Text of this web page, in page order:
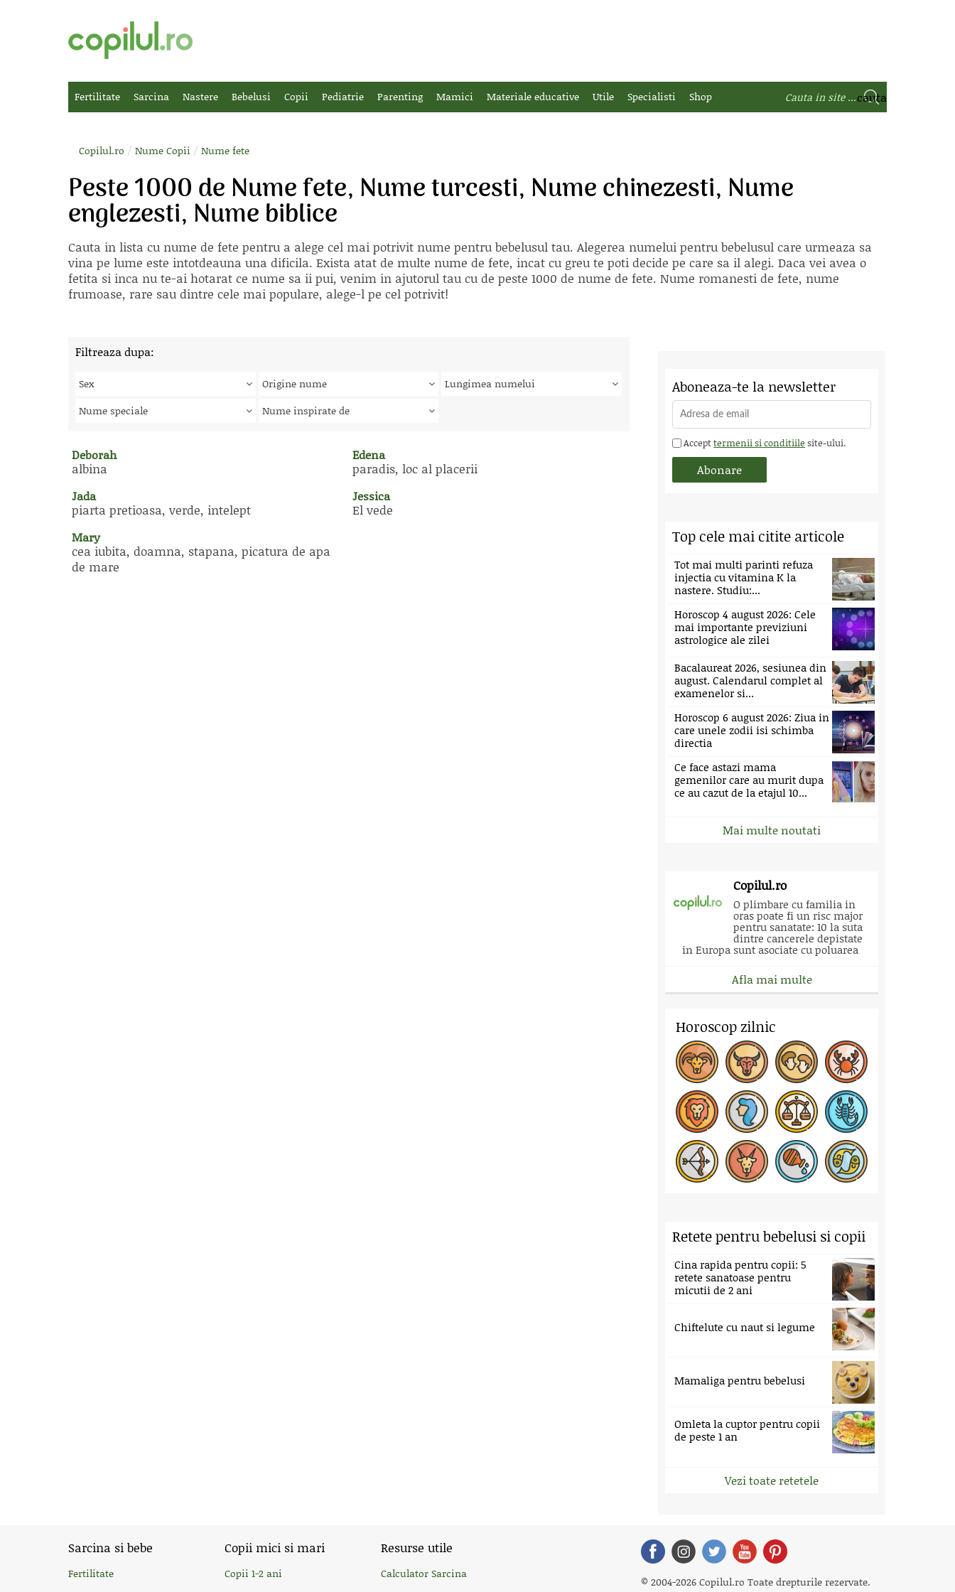
Fertilitate Sarcina Nastere Bebelusi Copii Pediatrie Parenting Mamici Materiale educative Utile Specialisti Shop
Copilul.ro / Nume Copii / Nume fete
Peste 1000 de Nume fete, Nume turcesti, Nume chinezesti, Nume
englezesti, Nume biblice
Cauta in lista cu nume de fete pentru a alege cel mai potrivit nume pentru bebelusul tau. Alegerea numelui pentru bebelusul care urmeaza sa
vina pe lume este intotdeauna una dificila. Exista atat de multe nume de fete, incat cu greu te poti decide pe care sa il alegi. Daca vei avea o
fetita si inca nu te-ai hotarat ce nume sa ii pui, venim in ajutorul tau cu de peste 1000 de nume de fete. Nume romanesti de fete, nume
frumoase, rare sau dintre cele mai populare, alege-l pe cel potrivit!
Filtreaza dupa:
Sex Origine nume
Lungimea numelui
Nume speciale
Nume inspirate de
Deborah
albina
Edena
paradis, loc al placerii
Jada
piarta pretioasa, verde, intelept
Jessica
El vede
Mary
cea iubita, doamna, stapana, picatura de apa
de mare
Aboneaza-te la newsletter
Accepttermenii si conditiile site-ului.
Top cele mai citite articole
Tot mai multi parinti refuza
injectia cu vitamina K la
nastere. Studiu:...
Horoscop 4 august 2026: Cele
mai importante previziuni
astrologice ale zilei
Bacalaureat 2026, sesiunea din
august. Calendarul complet al
examenelor si...
Horoscop 6 august 2026: Ziua in
care unele zodii isi schimba
directia
Ce face astazi mama
gemenilor care au murit dupa
ce au cazut de la etajul 10...
Mai multe noutati
Copilul.ro
O plimbare cu familia in
oras poate fi un risc major
pentru sanatate: 10 la suta
dintre cancerele depistate
in Europa sunt asociate cu poluarea
Afla mai multe
Horoscop zilnic
Retete pentru bebelusi si copii
Cina rapida pentru copii: 5
retete sanatoase pentru
micutii de 2 ani
Chiftelute cu naut si legume
Mamaliga pentru bebelusi
Omleta la cuptor pentru copii
de peste 1 an
Vezi toate retetele
Sarcina si bebe
Fertilitate
Copii mici si mari
Copii 1-2 ani
Resurse utile
Calculator Sarcina
© 2004-2026 Copilul.ro Toate drepturile rezervate.